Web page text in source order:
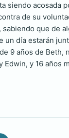
siendo acosada
de su
que de
un día estarán
9 años de Beth,
y 16 años